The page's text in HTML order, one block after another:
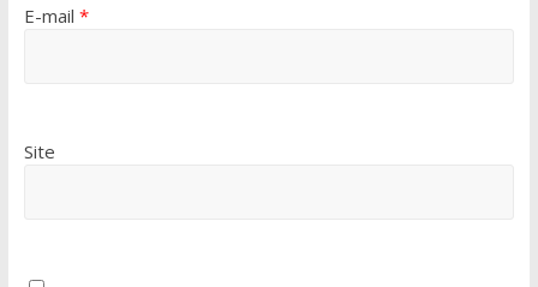
E-mail *
Site